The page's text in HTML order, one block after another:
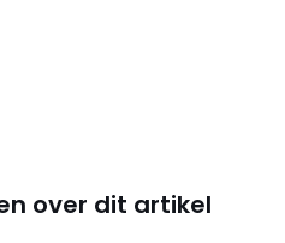
over dit artikel